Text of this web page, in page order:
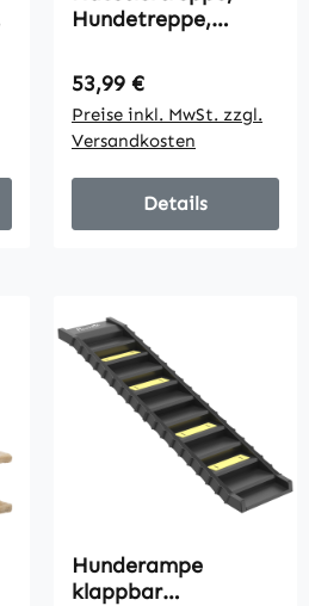
Hundetreppe,
Rutsch-
Beschichtung, 90 cm
x 40 cm x 45 cm,
Natur + Grau
Regulärer Preis:
53,99 €
Preise inkl. MwSt. zzgl.
Versandkosten
Details
Hunderampe
klappbar